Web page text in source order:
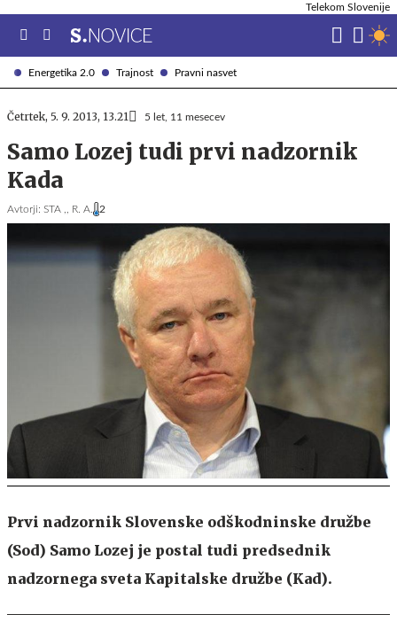
Energetika 2.0 Trajnost Pravni nasvet
Telekom Slovenije
Četrtek, 5. 9. 2013, 13.21 5 let, 11 mesecev
Samo Lozej tudi prvi nadzornik
Kada
Avtorji: STA ,, R. A. 2
Prvi nadzornik Slovenske odškodninske družbe
(Sod) Samo Lozej je postal tudi predsednik
nadzornega sveta Kapitalske družbe (Kad).